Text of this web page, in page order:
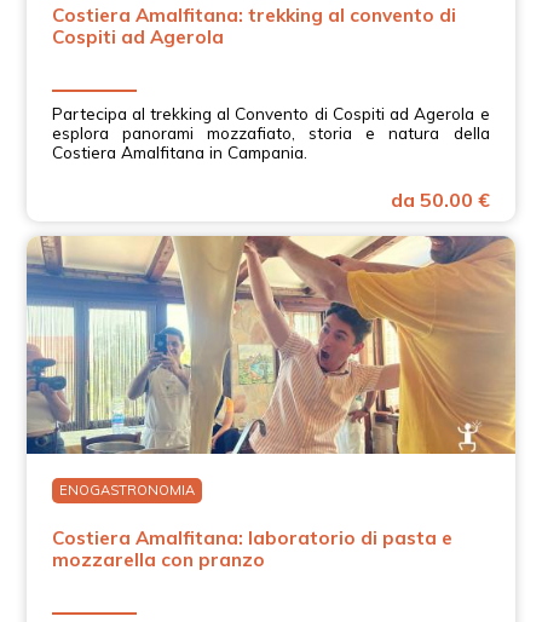
Costiera Amalfitana: trekking al convento di
Cospiti ad Agerola
Partecipa al trekking al Convento di Cospiti ad Agerola e
esplora panorami mozzafiato, storia e natura della
Costiera Amalfitana in Campania.
da 50.00 €
ENOGASTRONOMIA
Costiera Amalfitana: laboratorio di pasta e
mozzarella con pranzo